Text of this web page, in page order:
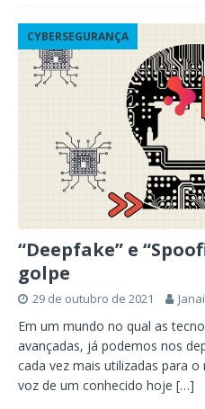
CYBERSEGURANÇA
“Deepfake” e
golpe
29 de outubro de 2021
Em um mundo no qual as
avançadas, já podemos nos
cada vez mais utilizadas para
voz de um conhecido hoje […]